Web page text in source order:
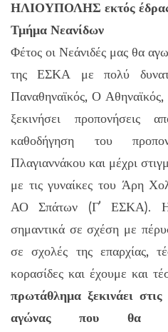
ΗΛΙΟΥΠΟΛΗΣ εκτός
Τμήμα Νεανίδων
Φέτος οι Νεάνιδές μας θα
της ΕΣΚΑ με πολύ
Παναθηναϊκός, Ο
ξεκινήσει
καθοδήγηση του
Πλαγιαννάκου και μέχρι
με τις γυναίκες του Άρη
ΑΟ Σπάτων (Γ’ ΕΣΚΑ). Η
σημαντικά σε σχέση με
σε σχολές της επαρχίας,
κορασίδες και έχουμε και
πρωτάθλημα ξεκινάει
αγώνας που θα